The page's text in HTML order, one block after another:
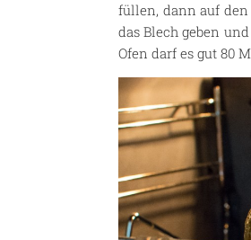
füllen, dann auf
das Blech geben
Ofen darf es gut 80